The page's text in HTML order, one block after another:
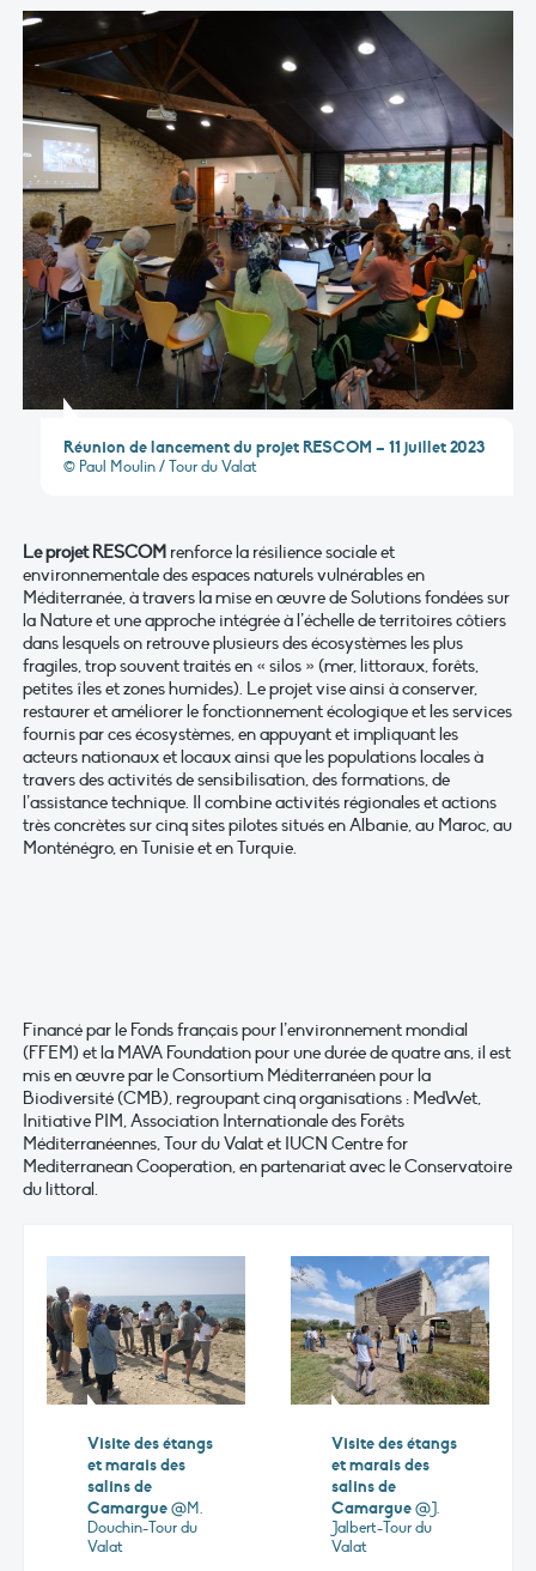
Réunion de lancement du projet RESCOM – 11 juillet 2023
© Paul Moulin / Tour du Valat
Le projet RESCOM renforce la résilience sociale et
environnementale des espaces naturels vulnérables en
Méditerranée, à travers la mise en œuvre de Solutions fondées sur
la Nature et une approche intégrée à l’échelle de territoires côtiers
dans lesquels on retrouve plusieurs des écosystèmes les plus
fragiles, trop souvent traités en « silos » (mer, littoraux, forêts,
petites îles et zones humides). Le projet vise ainsi à conserver,
restaurer et améliorer le fonctionnement écologique et les services
fournis par ces écosystèmes, en appuyant et impliquant les
acteurs nationaux et locaux ainsi que les populations locales à
travers des activités de sensibilisation, des formations, de
l’assistance technique. Il combine activités régionales et actions
très concrètes sur cinq sites pilotes situés en Albanie, au Maroc, au
Monténégro, en Tunisie et en Turquie.
Financé par le Fonds français pour l’environnement mondial
(FFEM) et la MAVA Foundation pour une durée de quatre ans, il est
mis en œuvre par le Consortium Méditerranéen pour la
Biodiversité (CMB), regroupant cinq organisations : MedWet,
Initiative PIM, Association Internationale des Forêts
Méditerranéennes, Tour du Valat et IUCN Centre for
Mediterranean Cooperation, en partenariat avec le Conservatoire
du littoral.
Visite des étangs
et marais des
salins de
Camargue@M.
Douchin-Tour du
Valat
Visite des étangs
et marais des
salins de
Camargue@J.
Jalbert-Tour du
Valat